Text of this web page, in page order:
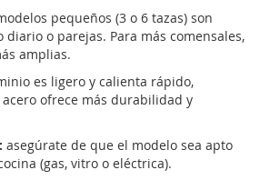
pequeños (3 o 6 tazas) son
diario o parejas. Para más comensales,
amplias.
es ligero y calienta rápido,
ofrece más durabilidad y
asegúrate de que el modelo sea apto
(gas, vitro o eléctrica).